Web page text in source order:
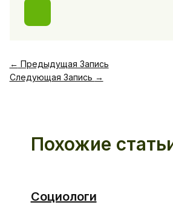
← Предыдущая Запись
Следующая Запись →
Похожие
Социологи